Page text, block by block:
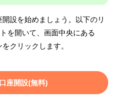
設を始めましょう。以下のリ
を開いて、画面中央にある
をクリックします。
座開設(無料)